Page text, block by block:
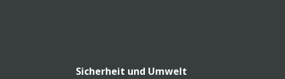
Sicherheit und Umwelt